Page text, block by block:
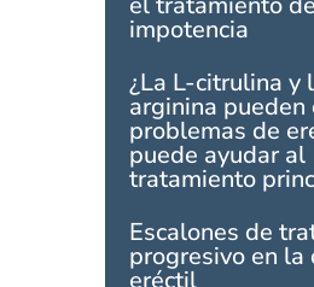
impotencia
¿La L-citrulina y
arginina pueden
problemas de
puede ayudar al
tratamiento
Escalones de
progresivo en la
eréctil